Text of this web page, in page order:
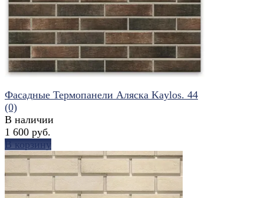
избранное сравнить
Фасадные Термопанели Аляска Kaylos. 44
(0)
В наличии
1 600 руб.
В корзину